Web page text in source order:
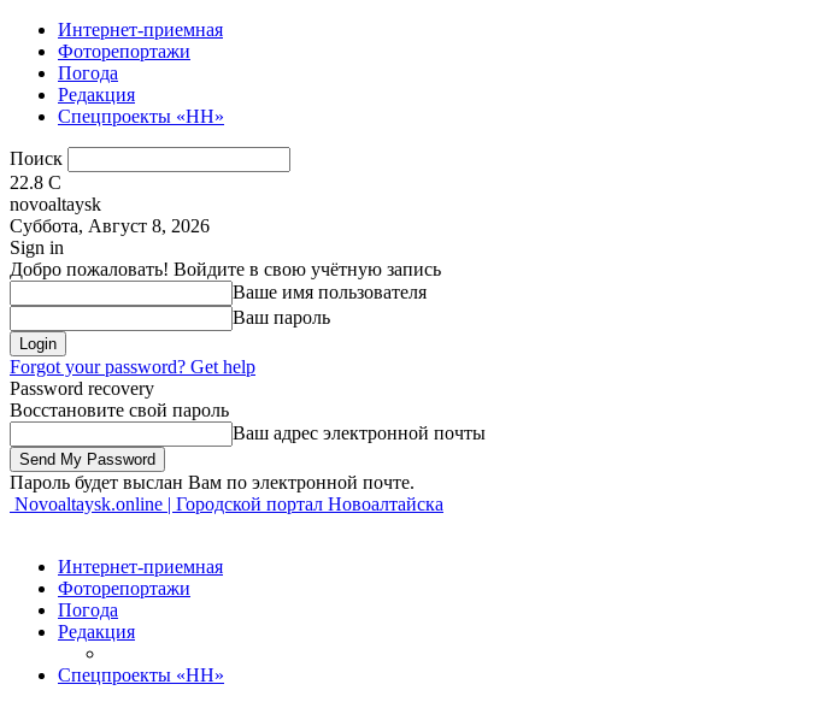
Интернет-приемная
Фоторепортажи
Погода
Редакция
Спецпроекты «НН»
Поиск
22.8 C
novoaltaysk
Суббота, Август 8, 2026
Sign in
Добро пожаловать! Войдите в свою учётную запись
Ваше имя пользователя
Ваш пароль
Forgot your password? Get help
Password recovery
Восстановите свой пароль
Ваш адрес электронной почты
Пароль будет выслан Вам по электронной почте.
Novoaltaysk.online | Городской портал Новоалтайска
Интернет-приемная
Фоторепортажи
Погода
Редакция
Спецпроекты «НН»